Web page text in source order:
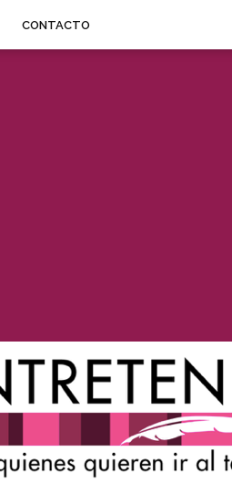
CONTACTO